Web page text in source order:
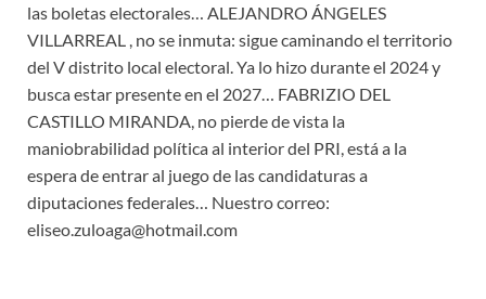
las boletas electorales… ALEJANDRO ÁNGELES
VILLARREAL , no se inmuta: sigue caminando el territorio
del V distrito local electoral. Ya lo hizo durante el 2024 y
busca estar presente en el 2027… FABRIZIO DEL
CASTILLO MIRANDA, no pierde de vista la
maniobrabilidad política al interior del PRI, está a la
espera de entrar al juego de las candidaturas a
diputaciones federales… Nuestro correo:
eliseo.zuloaga@hotmail.com